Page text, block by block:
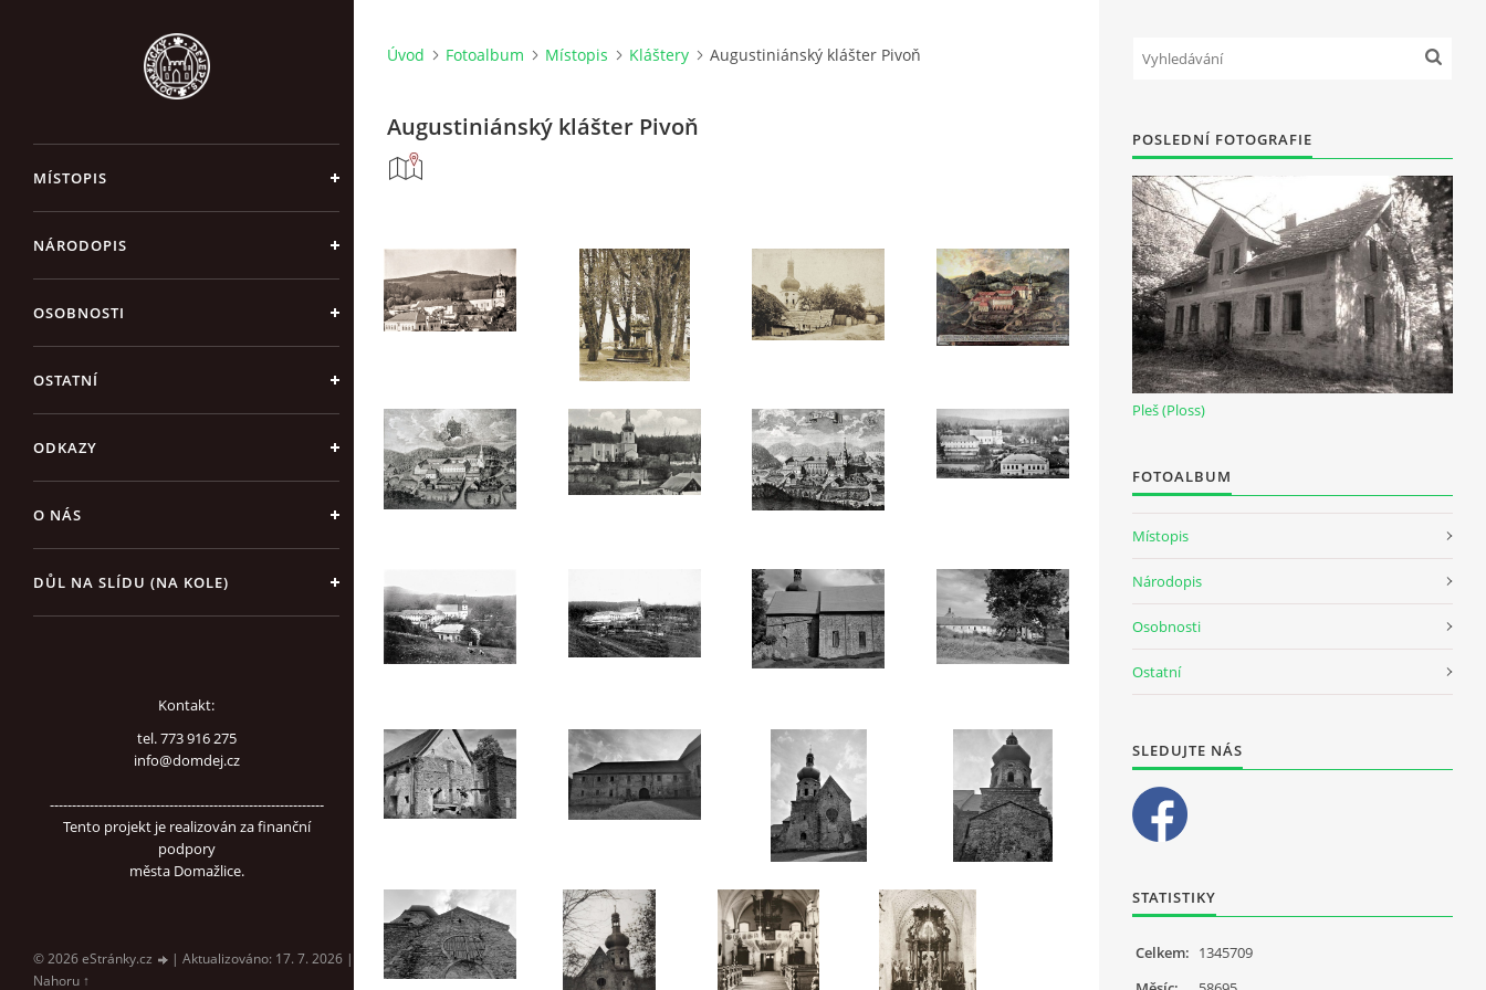
MÍSTOPIS
NÁRODOPIS
OSOBNOSTI
OSTATNÍ
ODKAZY
O NÁS
DŮL NA SLÍDU (NA KOLE)
Kontakt:
tel. 773 916 275
info@domdej.cz
--------------------------------------------------------------
Tento projekt je realizován za finanční
podpory
města Domažlice.
© 2026 eStránky.cz | Aktualizováno: 17. 7. 2026 |
Nahoru ↑
Úvod Fotoalbum Místopis Kláštery Augustiniánský klášter Pivoň
Augustiniánský klášter Pivoň POSLEDNÍ FOTOGRAFIE
Pleš (Ploss)
FOTOALBUM
Místopis
Národopis
Osobnosti
Ostatní
SLEDUJTE NÁS
STATISTIKY
Celkem: 1345709